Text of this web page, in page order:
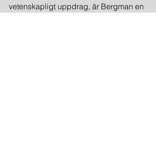
vetenskapligt uppdrag, är Bergman en